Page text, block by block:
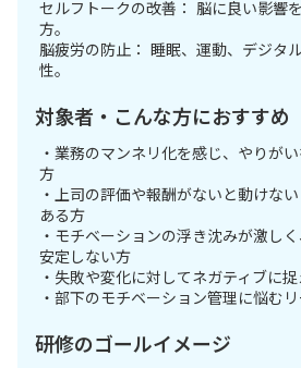
セルフトークの改善： 脳に良い影響
方。
脳疲労の防止： 睡眠、運動、デジタ
性。
対象者・こんな方におすすめ
・業務のマンネリ化を感じ、やりが
方
・上司の評価や報酬がないと動けな
ある方
・モチベーションの浮き沈みが激し
安定しない方
・失敗や変化に対してネガティブに
・部下のモチベーション管理に悩む
研修のゴールイメージ